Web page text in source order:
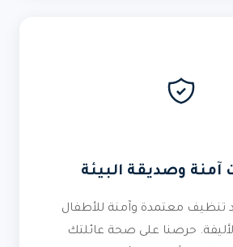
آمنة وصديقة البيئة
تنظيف معتمدة وآمنة للأطفال
حرصنا على صحة عائلتك